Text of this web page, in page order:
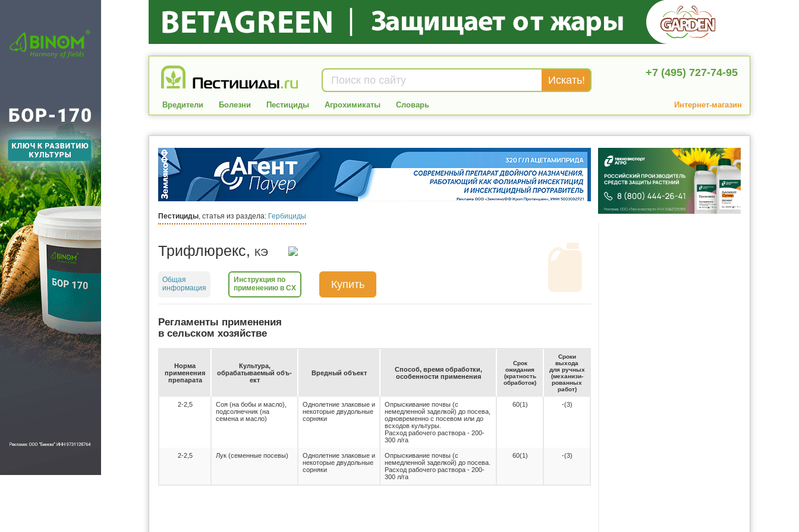
+7 (495) 727-74-95
Вредители Болезни Пестициды Агрохимикаты Словарь Интернет-магазин
Пестициды, статья из раздела: Гербициды
Трифлюрекс, КЭ
Общая
информация
Инструкция по
применению в СХ
Купить
Регламенты применения
в сельском хозяйстве
Нор­ма
при­ме­не­ния
пре­па­ра­та
Куль­ту­ра,
об­ра­ба­ты­ва­емый объ­
ект
Вред­ный объ­ект
Спо­соб, вре­мя об­ра­бот­ки,
осо­бен­нос­ти при­ме­не­ния
Срок
ожи­да­ния
(крат­ность
об­ра­бо­ток)
Сро­ки
вы­хо­да
для руч­ных
(ме­ха­ни­зи­
ро­ван­ных
ра­бот)
2-2,5
Соя (на бобы и масло),
подсолнечник (на
семена и масло)
Однолетние злаковые и
некоторые двудольные
сорняки
Опрыскивание почвы (с
немедленной заделкой) до посева,
одновременно с посевом или до
всходов культуры.
Расход рабочего раствора - 200-
300 л/га
60(1) -(3)
2-2,5 Лук (семенные посевы)
Однолетние злаковые и
некоторые двудольные
сорняки
Опрыскивание почвы (с
немедленной заделкой) до посева.
Расход рабочего раствора - 200-
300 л/га
60(1) -(3)